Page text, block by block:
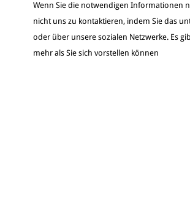
Wenn Sie die notwendigen Informationen
nicht uns zu kontaktieren, indem Sie das
oder über unsere sozialen Netzwerke. Es
mehr als Sie sich vorstellen können